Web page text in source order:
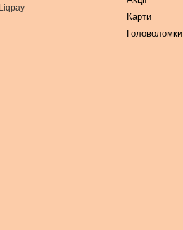
Карти
Головоломки